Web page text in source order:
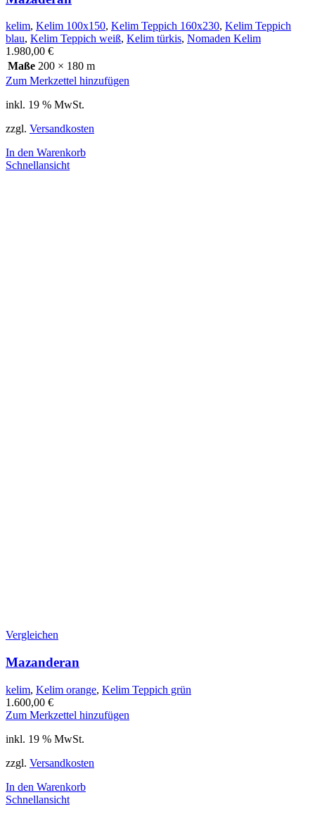
kelim, Kelim 100x150, Kelim Teppich 160x230, Kelim Teppich
blau, Kelim Teppich weiß, Kelim türkis, Nomaden Kelim
1.980,00 €
Maße 200 × 180 m
Zum Merkzettel hinzufügen
inkl. 19 % MwSt.
zzgl. Versandkosten
In den Warenkorb
Schnellansicht
Vergleichen
Mazanderan
kelim, Kelim orange, Kelim Teppich grün
1.600,00 €
Zum Merkzettel hinzufügen
inkl. 19 % MwSt.
zzgl. Versandkosten
In den Warenkorb
Schnellansicht